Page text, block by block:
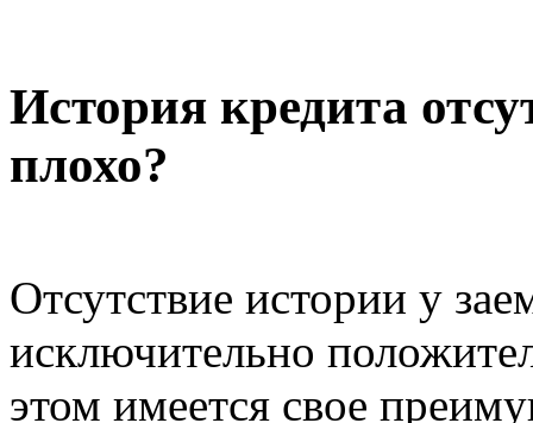
История кредита
плохо?
Отсутствие истории у
исключительно
этом имеется свое